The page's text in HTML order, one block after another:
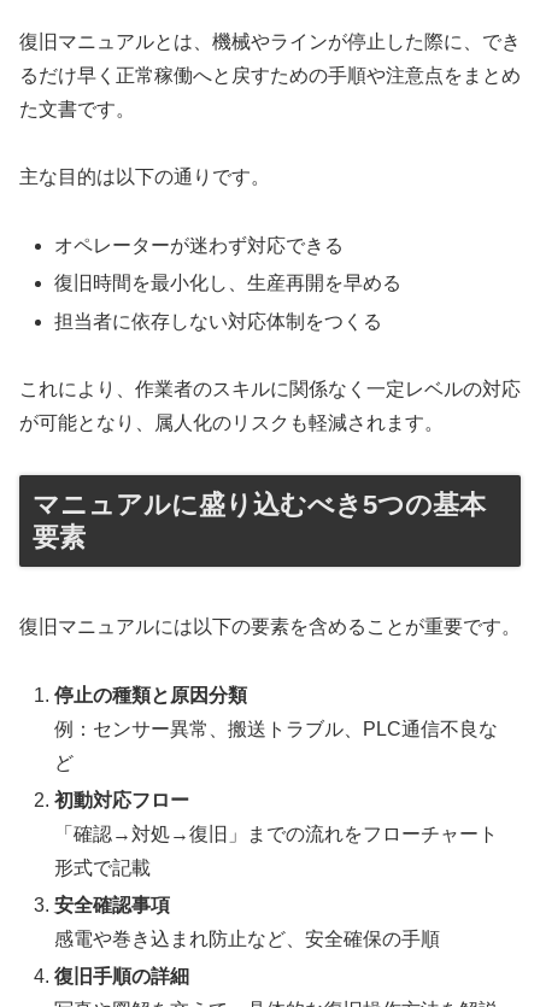
復旧マニュアルとは、機械やラインが停止した際に、でき
るだけ早く正常稼働へと戻すための手順や注意点をまとめ
た文書です。
主な目的は以下の通りです。
オペレーターが迷わず対応できる
復旧時間を最小化し、生産再開を早める
担当者に依存しない対応体制をつくる
これにより、作業者のスキルに関係なく一定レベルの対応
が可能となり、属人化のリスクも軽減されます。
マニュアルに盛り込むべき5つの基本
要素
復旧マニュアルには以下の要素を含めることが重要です。
停止の種類と原因分類
例：センサー異常、搬送トラブル、PLC通信不良な
ど
初動対応フロー
「確認→対処→復旧」までの流れをフローチャート
形式で記載
安全確認事項
感電や巻き込まれ防止など、安全確保の手順
復旧手順の詳細